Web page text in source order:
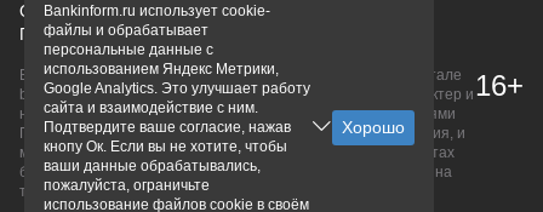
О проектеПолитика конфиденциальности
Правовая информацияДля рекламодателей
Вся информация о продуктах банков, размещенная на портале
bankinform.ru, носит исключительно ознакомительный характер и
не является публичной офертой, определяемой положениями
ГК РФ. Информация не содержит точного и полного описания, и
может быть изменена. Конечные условия уточняйте на сайтах
банков или при личном обращении. Исключительное право на
товарные знаки принадлежит их правообладателям.
16+
Bankinform.ru использует cookie-
файлы и обрабатывает
персональные данные с
использованием Яндекс Метрики,
Google Analytics. Это улучшает работу
сайта и взаимодействие с ним.
Подтвердите ваше согласие, нажав
кнопу Ок. Если вы не хотите, чтобы
ваши данные обрабатывались,
пожалуйста, ограничьте
использование файлов cookie в своём